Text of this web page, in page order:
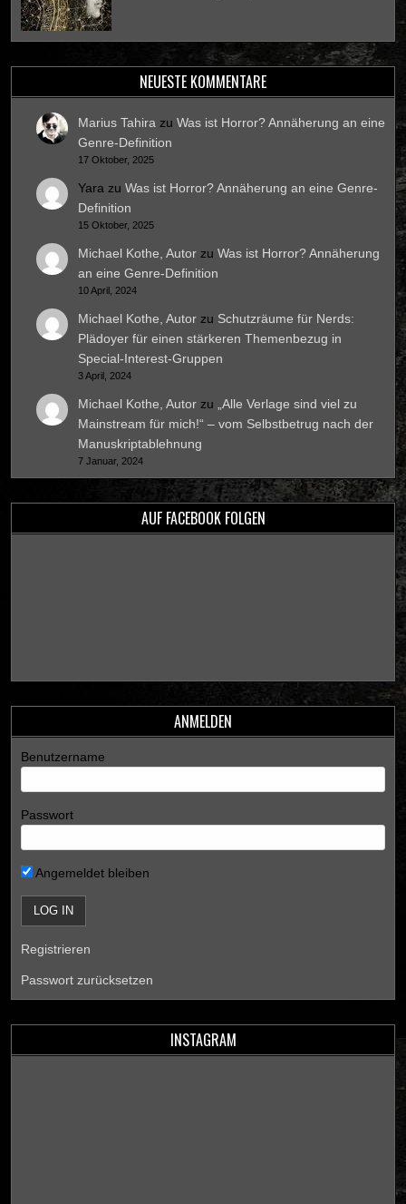
NEUESTE KOMMENTARE
Marius Tahirazu Was ist Horror? Annäherung an eine
Genre-Definition
17 Oktober, 2025
Yarazu Was ist Horror? Annäherung an eine Genre-
Definition
15 Oktober, 2025
Michael Kothe, Autorzu Was ist Horror? Annäherung
an eine Genre-Definition
10 April, 2024
Michael Kothe, Autorzu Schutzräume für Nerds:
Plädoyer für einen stärkeren Themenbezug in
Special-Interest-Gruppen
3 April, 2024
Michael Kothe, Autorzu „Alle Verlage sind viel zu
Mainstream für mich!“ – vom Selbstbetrug nach der
Manuskriptablehnung
7 Januar, 2024
AUF FACEBOOK FOLGEN
ANMELDEN
Benutzername
Passwort
Angemeldet bleiben
Registrieren
Passwort zurücksetzen
INSTAGRAM